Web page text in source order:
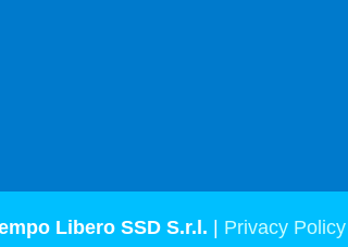
Libero SSD S.r.l. | Privacy Policy